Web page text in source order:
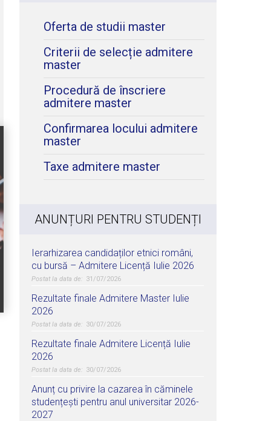
Oferta de studii master
Criterii de selecție admitere
master
Procedură de înscriere
admitere master
Confirmarea locului admitere
master
Taxe admitere master
ANUNȚURI PENTRU STUDENȚI
Ierarhizarea candidaților etnici români,
cu bursă – Admitere Licență Iulie 2026
31/07/2026
Rezultate finale Admitere Master Iulie
2026
30/07/2026
Rezultate finale Admitere Licență Iulie
2026
30/07/2026
Anunț cu privire la cazarea în căminele
studențești pentru anul universitar 2026-
2027